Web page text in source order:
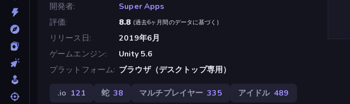
開発者
Super Apps
評価
8.8 (過去6ヶ月間のデータに基づく )
リリース日
2019年6月
ゲームエンジン
Unity 5.6
プラットフォーム ブラウザ（デスクトップ専用）
.io 121 蛇 38 マルチプレイヤー 335 アイドル 489